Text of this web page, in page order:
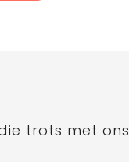
trots met ons